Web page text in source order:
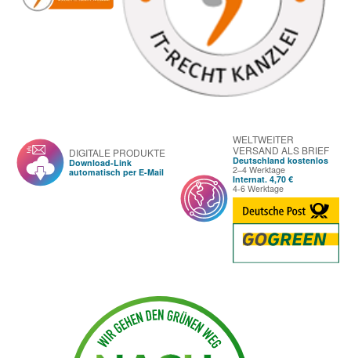
DIGITALE PRODUKTE
Download-Link
automatisch per E-Mail
WELTWEITER
VERSAND ALS BRIEF
Deutschland kostenlos
2–4 Werktage
Internat. 4,70 €
4-6 Werktage